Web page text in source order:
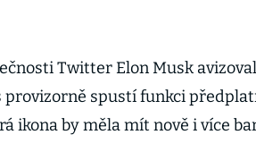
Twitter Elon Musk
spustí funkci
ikona by měla mít nově i více